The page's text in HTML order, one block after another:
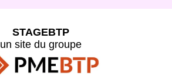
STAGEBTP
un site du groupe